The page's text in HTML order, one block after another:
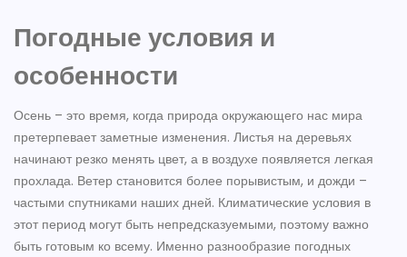
Погодные условия и
особенности
Осень – это время, когда природа окружающего нас мира
претерпевает заметные изменения. Листья на деревьях
начинают резко менять цвет, а в воздухе появляется легкая
прохлада. Ветер становится более порывистым, и дожди –
частыми спутниками наших дней. Климатические условия в
этот период могут быть непредсказуемыми, поэтому важно
быть готовым ко всему. Именно разнообразие погодных